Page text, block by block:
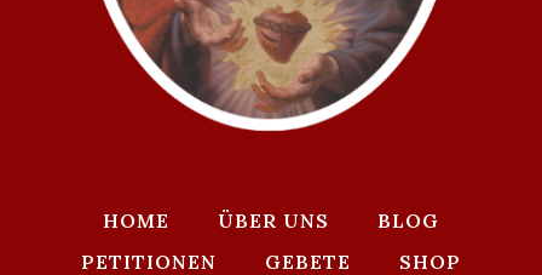
HOME ÜBER UNS
BLOG
PETITIONEN
GEBETE SHOP